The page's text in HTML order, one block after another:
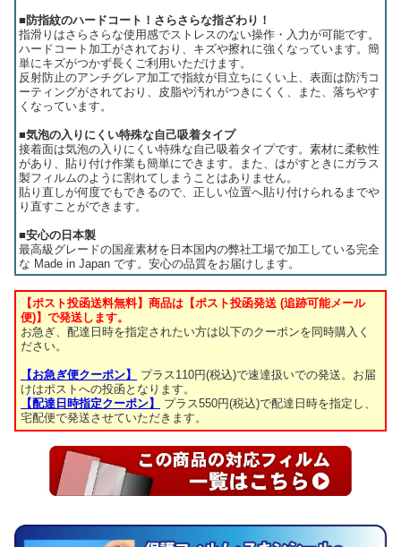
■防指紋のハードコート！さらさらな指ざわり！
指滑りはさらさらな使用感でストレスのない操作・入力が可能です。
ハードコート加工がされており、キズや擦れに強くなっています。簡
単にキズがつかず長くご利用いただけます。
反射防止のアンチグレア加工で指紋が目立ちにくい上、表面は防汚コ
ーティングがされており、皮脂や汚れがつきにくく、また、落ちやす
くなっています。
■気泡の入りにくい特殊な自己吸着タイプ
接着面は気泡の入りにくい特殊な自己吸着タイプです。素材に柔軟性
があり、貼り付け作業も簡単にできます。また、はがすときにガラス
製フィルムのように割れてしまうことはありません。
貼り直しが何度でもできるので、正しい位置へ貼り付けられるまでや
り直すことができます。
■安心の日本製
最高級グレードの国産素材を日本国内の弊社工場で加工している完全
な Made in Japan です。安心の品質をお届けします。
【ポスト投函送料無料】商品は【ポスト投函発送 (追跡可能メール
便)】で発送します。
お急ぎ、配達日時を指定されたい方は以下のクーポンを同時購入く
ださい。
【お急ぎ便クーポン】
プラス110円(税込)で速達扱いでの発送。お届
けはポストへの投函となります。
【配達日時指定クーポン】
プラス550円(税込)で配達日時を指定し、
宅配便で発送させていただきます。